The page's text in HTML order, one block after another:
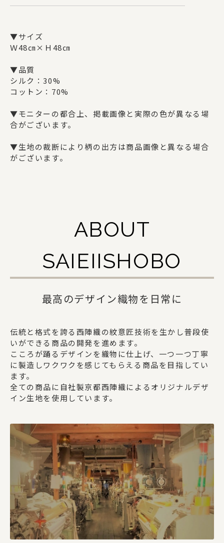
その他
ギフトセット
西栄について
オリジナルグッズ・記念品を作りたい方へ
ご利用ガイド
▼サイズ
Ｗ48㎝×Ｈ48㎝
▼品質
シルク：30%
コットン：70%
▼モニターの都合上、掲載画像と実際の色が異なる場
合がございます。
▼生地の裁断により柄の出方は商品画像と異なる場合
がございます。
ABOUT
SAIEIISHOBO
最高のデザイン織物を日常に
伝統と格式を誇る西陣織の紋意匠技術を生かし普段使
いができる商品の開発を進めます。
こころが踊るデザインを織物に仕上げ、一つ一つ丁寧
に製造しワクワクを感じてもらえる商品を目指してい
ます。
全ての商品に自社製京都西陣織によるオリジナルデザ
イン生地を使用しています。